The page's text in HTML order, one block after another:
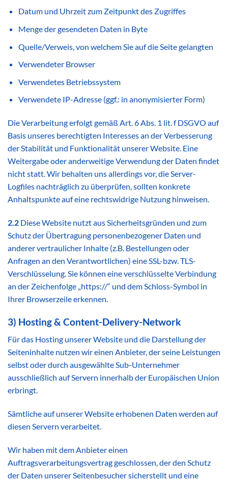
Datum und Uhrzeit zum Zeitpunkt des Zugriffes
Menge der gesendeten Daten in Byte
Quelle/Verweis, von welchem Sie auf die Seite gelangten
Verwendeter Browser
Verwendetes Betriebssystem
Verwendete IP-Adresse (ggf.: in anonymisierter Form)
Die Verarbeitung erfolgt gemäß Art. 6 Abs. 1 lit. f DSGVO auf
Basis unseres berechtigten Interesses an der Verbesserung
der Stabilität und Funktionalität unserer Website. Eine
Weitergabe oder anderweitige Verwendung der Daten findet
nicht statt. Wir behalten uns allerdings vor, die Server-
Logfiles nachträglich zu überprüfen, sollten konkrete
Anhaltspunkte auf eine rechtswidrige Nutzung hinweisen.
2.2 Diese Website nutzt aus Sicherheitsgründen und zum
Schutz der Übertragung personenbezogener Daten und
anderer vertraulicher Inhalte (z.B. Bestellungen oder
Anfragen an den Verantwortlichen) eine SSL-bzw. TLS-
Verschlüsselung. Sie können eine verschlüsselte Verbindung
an der Zeichenfolge „https://“ und dem Schloss-Symbol in
Ihrer Browserzeile erkennen.
3) Hosting & Content-Delivery-Network
Für das Hosting unserer Website und die Darstellung der
Seiteninhalte nutzen wir einen Anbieter, der seine Leistungen
selbst oder durch ausgewählte Sub-Unternehmer
ausschließlich auf Servern innerhalb der Europäischen Union
erbringt.
Sämtliche auf unserer Website erhobenen Daten werden auf
diesen Servern verarbeitet.
Wir haben mit dem Anbieter einen
Auftragsverarbeitungsvertrag geschlossen, der den Schutz
der Daten unserer Seitenbesucher sicherstellt und eine